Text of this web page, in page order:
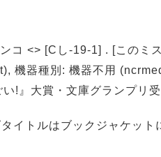
コ <> [Cし-19-1] . [このミ
機器種別: 機器不用
!』大賞・文庫グランプリ
イトルはブックジャケット